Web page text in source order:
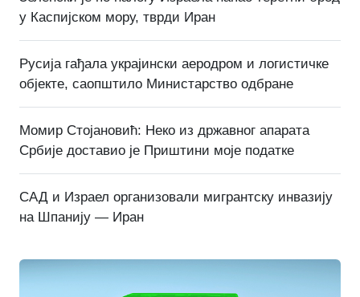
у Каспијском мору, тврди Иран
Русија гађала украјински аеродром и логистичке
објекте, саопштило Министарство одбране
Момир Стојановић: Неко из државног апарата
Србије доставио је Приштини моје податке
САД и Израел организовали мигрантску инвазију
на Шпанију — Иран